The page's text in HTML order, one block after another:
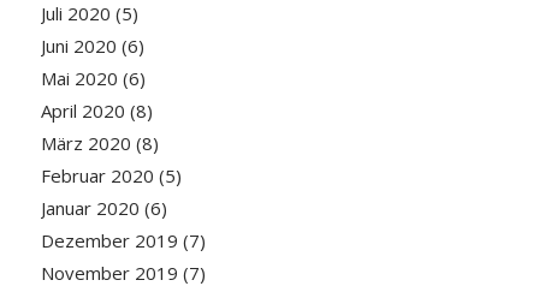
Juli 2020 (5)
Juni 2020 (6)
Mai 2020 (6)
April 2020 (8)
März 2020 (8)
Februar 2020 (5)
Januar 2020 (6)
Dezember 2019 (7)
November 2019 (7)